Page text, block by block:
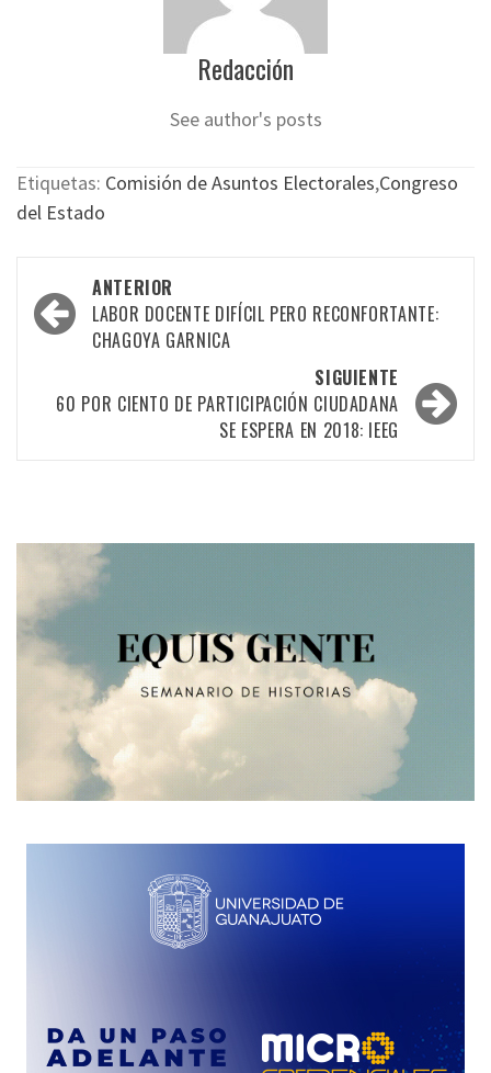
Redacción
See author's posts
Etiquetas: Comisión de Asuntos Electorales,Congreso
del Estado
Navegación
por
entradas
ANTERIOR
LABOR DOCENTE DIFÍCIL PERO RECONFORTANTE:
CHAGOYA GARNICA
SIGUIENTE
60 POR CIENTO DE PARTICIPACIÓN CIUDADANA
SE ESPERA EN 2018: IEEG